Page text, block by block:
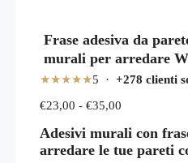
Frase adesiva da
murali per arredare
★★★★★5 · +278 clienti
€23,00 - €35,00
prezzo:
da
€23,00
Adesivi murali con
arredare le tue pareti